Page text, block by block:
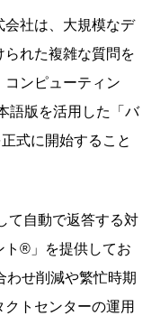
会社は、大規模なデ
れた複雑な質問を
ンピューティン
語版を活用した「バ
式に開始すること
て自動で返答する対
ト®」を提供してお
わせ削減や繁忙時期
トセンターの運用